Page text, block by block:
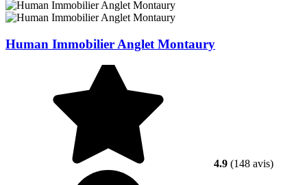
Human Immobilier Anglet Montaury
4.9 (148 avis)